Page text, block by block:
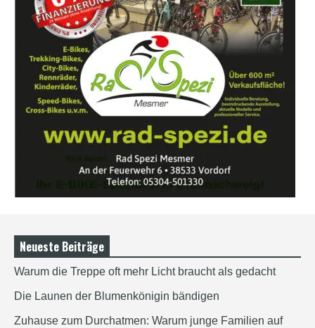
Neueste Beiträge
Warum die Treppe oft mehr Licht braucht als gedacht
Die Launen der Blumenkönigin bändigen
Zuhause zum Durchatmen: Warum junge Familien auf